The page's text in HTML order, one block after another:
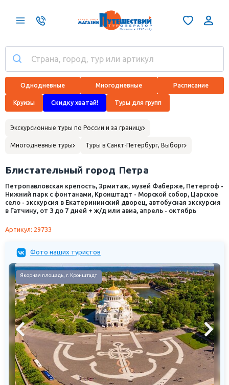
Однодневные Многодневные Расписание
Круизы Скидку хватай! Туры для групп
Экскурсионные туры по России и за границу
Многодневные туры Туры в Санкт-Петербург, Выборг
Блистательный город Петра
Петропавловская крепость, Эрмитаж, музей Фаберже, Петергоф -
Нижний парк с фонтанами, Кронштадт - Морской собор, Царское
село - экскурсия в Екатерининский дворец, автобусная экскурсия
в Гатчину, от 3 до 7 дней + ж/д или авиа, апрель - октябрь
Артикул: 29733
Фото наших туристов
Якорная площадь, г. Кронштадт